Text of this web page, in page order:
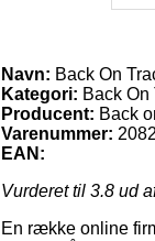
Navn: Back On
Kategori: Back On
Producent: Back
Varenummer:
EAN:
Vurderet til 3.8 ud
En række online